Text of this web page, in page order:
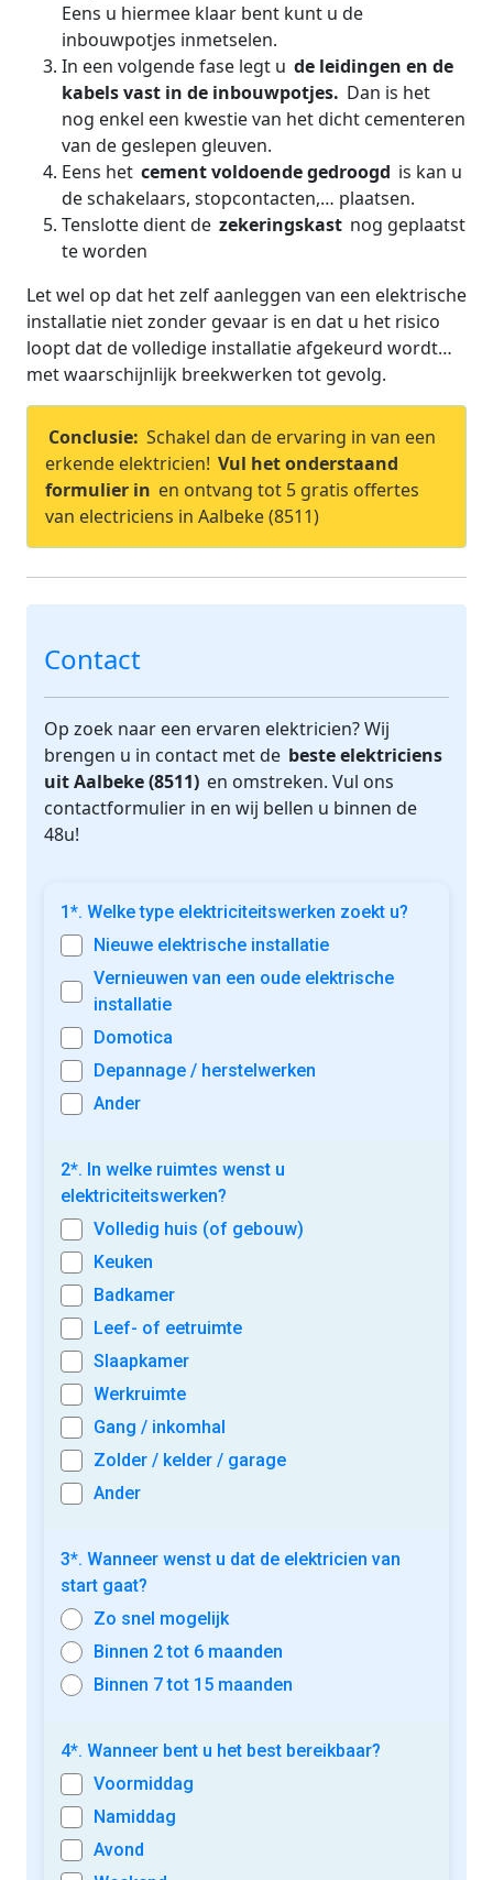
Eens u hiermee klaar bent kunt u de
inbouwpotjes inmetselen.
In een volgende fase legt u de leidingen en de
kabels vast in de inbouwpotjes. Dan is het
nog enkel een kwestie van het dicht cementeren
van de geslepen gleuven.
Eens het cement voldoende gedroogd is kan u
de schakelaars, stopcontacten,… plaatsen.
Tenslotte dient de zekeringskast nog geplaatst
te worden
Let wel op dat het zelf aanleggen van een elektrische
installatie niet zonder gevaar is en dat u het risico
loopt dat de volledige installatie afgekeurd wordt…
met waarschijnlijk breekwerken tot gevolg.
Conclusie: Schakel dan de ervaring in van een
erkende elektricien! Vul het onderstaand
formulier in en ontvang tot 5 gratis offertes
van electriciens in Aalbeke (8511)
Contact
Op zoek naar een ervaren elektricien? Wij
brengen u in contact met de beste elektriciens
uit Aalbeke (8511) en omstreken. Vul ons
contactformulier in en wij bellen u binnen de
48u!
1*. Welke type elektriciteitswerken zoekt u?
Nieuwe elektrische installatie
Vernieuwen van een oude elektrische
installatie
Domotica
Depannage / herstelwerken
Ander
2*. In welke ruimtes wenst u
elektriciteitswerken?
Volledig huis (of gebouw)
Keuken
Badkamer
Leef- of eetruimte
Slaapkamer
Werkruimte
Gang / inkomhal
Zolder / kelder / garage
Ander
3*. Wanneer wenst u dat de elektricien van
start gaat?
Zo snel mogelijk
Binnen 2 tot 6 maanden
Binnen 7 tot 15 maanden
4*. Wanneer bent u het best bereikbaar?
Voormiddag
Namiddag
Avond